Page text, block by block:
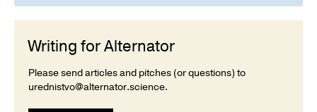
Writing for Alternator
Please send articles and pitches (or questions) to
urednistvo@alternator.science.